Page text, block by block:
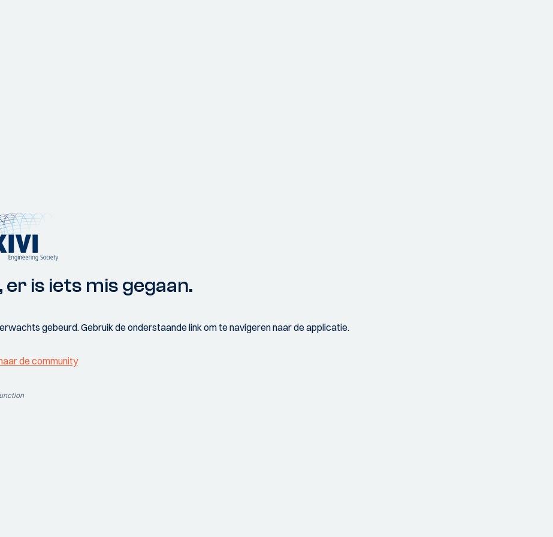
er is iets mis gegaan.
gebeurd. Gebruik de onderstaande link om te navigeren naar de applicatie.
de community